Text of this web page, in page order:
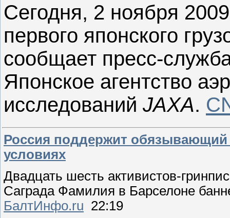
Сегодня, 2 ноября
первого японского
сообщает пресс-
Японское агентство
исследований JAXA.
Россия поддержит обязывающий
условиях
Двадцать шесть активистов-
Саграда Фамилия в Барселоне
БалтИнфо.ru 22:19